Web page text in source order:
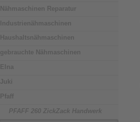
Nähmaschinen Reparatur
Industrienähmaschinen
Haushaltsnähmaschinen
gebrauchte Nähmaschinen
Elna
Juki
Pfaff
PFAFF 260 ZickZack Handwerk